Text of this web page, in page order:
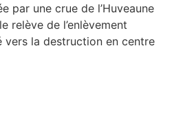
par une crue de l’Huveaune
relève de l’enlèvement
vers la destruction en centre